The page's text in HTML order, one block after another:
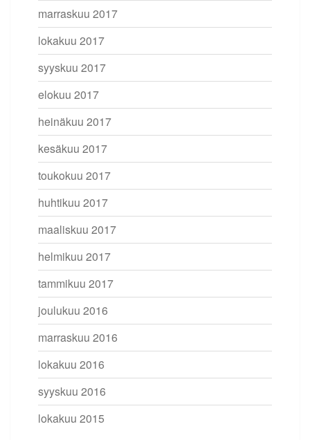
marraskuu 2017
lokakuu 2017
syyskuu 2017
elokuu 2017
heinäkuu 2017
kesäkuu 2017
toukokuu 2017
huhtikuu 2017
maaliskuu 2017
helmikuu 2017
tammikuu 2017
joulukuu 2016
marraskuu 2016
lokakuu 2016
syyskuu 2016
lokakuu 2015